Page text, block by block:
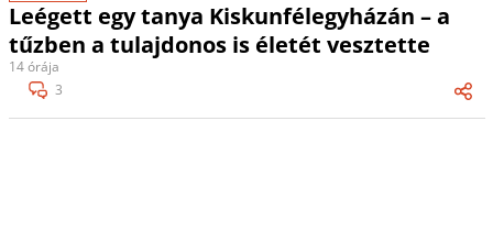
Leégett egy tanya Kiskunfélegyházán – a
tűzben a tulajdonos is életét vesztette
14 órája
3